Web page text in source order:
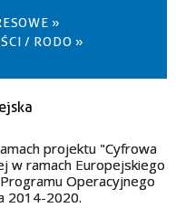
»
/ RODO »
projektu "Cyfrowa
w ramach Europejskiego
Operacyjnego
2014-2020.